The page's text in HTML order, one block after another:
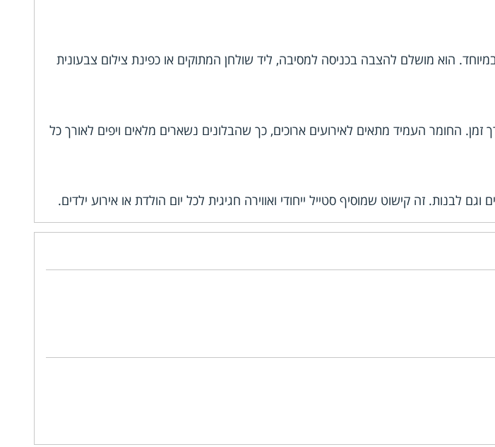
נוכחות חזקה ומרשימה במיוחד. הוא מושלם להצבה בכניסה למסיבה, ליד שולחן המתוקים או כפינת צילום צבעונית
זמן. החומר העמיד מתאים לאירועים ארוכים, כך שהבלונים נשארים מלאים ויפים לאורך כל
זה קישוט שמוסיף סטייל ייחודי ואווירה חגיגית לכל יום הולדת או אירוע ילדים.